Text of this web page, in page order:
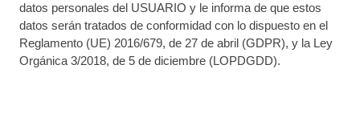
datos personales del USUARIO y le informa de que estos
datos serán tratados de conformidad con lo dispuesto en el
Reglamento (UE) 2016/679, de 27 de abril (GDPR), y la Ley
Orgánica 3/2018, de 5 de diciembre (LOPDGDD).